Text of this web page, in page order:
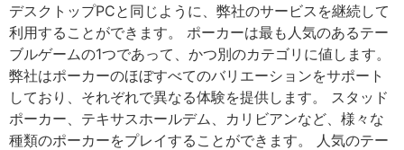
デスクトップPCと同じように、弊社のサービスを継続して
利用することができます。 ポーカーは最も人気のあるテー
ブルゲームの1つであって、かつ別のカテゴリに値します。
弊社はポーカーのほぼすべてのバリエーションをサポート
しており、それぞれで異なる体験を提供します。 スタッド
ポーカー、テキサスホールデム、カリビアンなど、様々な
種類のポーカーをプレイすることができます。 人気のテー